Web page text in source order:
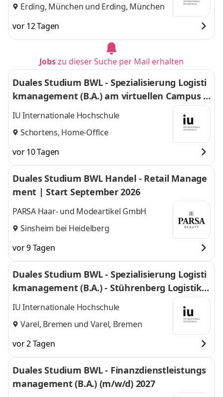
Erding, München und Erding, München
vor 12 Tagen
Jobszu dieser Suche per Mail erhalten
Duales Studium BWL - Spezialisierung Logisti
kmanagement (B.A.) am virtuellen Campus -
Nordfrost GmbH & Co. KG
IU Internationale Hochschule
Schortens, Home-Office
vor 10 Tagen
Duales Studium BWL Handel - Retail Manage
ment | Start September 2026
PARSA Haar- und Modeartikel GmbH
Sinsheim bei Heidelberg
vor 9 Tagen
Duales Studium BWL - Spezialisierung Logisti
kmanagement (B.A.) - Stührenberg Logistik G
mbH
IU Internationale Hochschule
Varel, Bremen und Varel, Bremen
vor 2 Tagen
Duales Studium BWL - Finanzdienstleistungs
management (B.A.) (m/w/d) 2027